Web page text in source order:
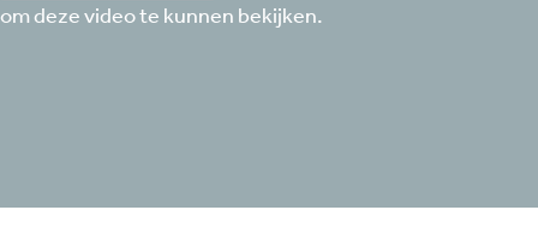
om deze video te kunnen bekijken.